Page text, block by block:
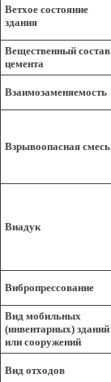
Ветхое состояние
здания
Вещественный состав
цемента
Взаимозаменяемость
Взрывоопасная смесь
Виадук
Вибропрессование
Вид мобильных
(инвентарных) зданий
или сооружений
Вид отходов